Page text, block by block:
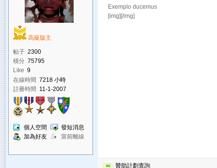
高級版主
帖子 2300
積分 75795
Like 9
在線時間 7218 小時
註冊時間 11-1-2007
個人空間
發短消息
加為好友
當前離線
Exemplo ducemus
[img][/img]
贊助計劃查詢